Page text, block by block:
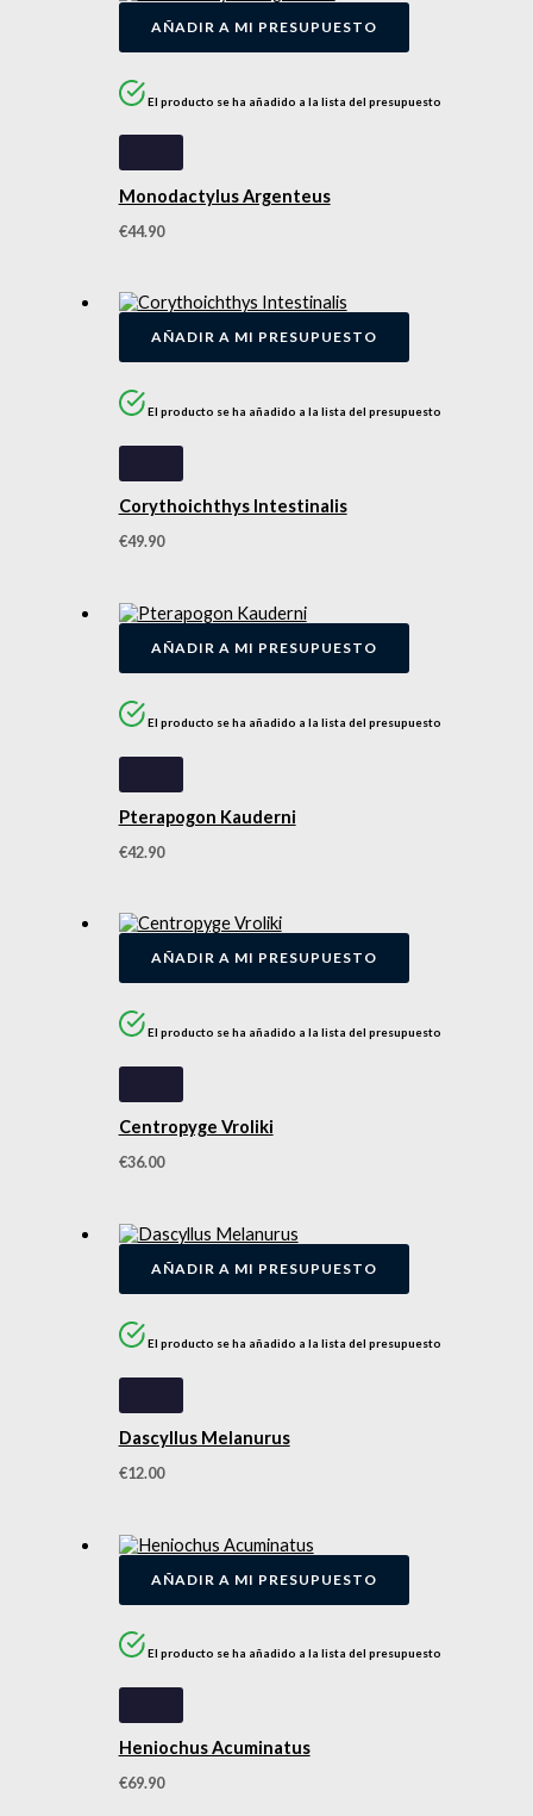
AÑADIR A MI PRESUPUESTO
El producto se ha añadido a la lista del presupuesto
Monodactylus Argenteus
€44.90
AÑADIR A MI PRESUPUESTO
El producto se ha añadido a la lista del presupuesto
Corythoichthys Intestinalis
€49.90
AÑADIR A MI PRESUPUESTO
El producto se ha añadido a la lista del presupuesto
Pterapogon Kauderni
€42.90
AÑADIR A MI PRESUPUESTO
El producto se ha añadido a la lista del presupuesto
Centropyge Vroliki
€36.00
AÑADIR A MI PRESUPUESTO
El producto se ha añadido a la lista del presupuesto
Dascyllus Melanurus
€12.00
AÑADIR A MI PRESUPUESTO
El producto se ha añadido a la lista del presupuesto
Heniochus Acuminatus
€69.90